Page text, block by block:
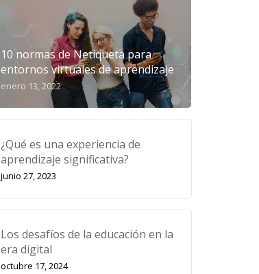
10 normas de Netiqueta para
entornos virtuales de aprendizaje
enero 13, 2022
¿Qué es una experiencia de
aprendizaje significativa?
junio 27, 2023
Los desafíos de la educación en la
era digital
octubre 17, 2024